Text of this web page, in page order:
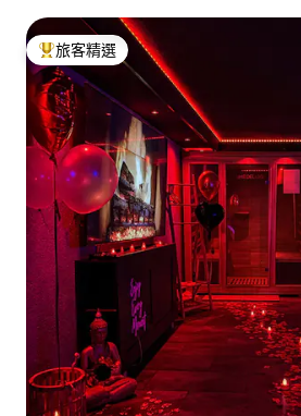
旅客精選榜首
旅客精選